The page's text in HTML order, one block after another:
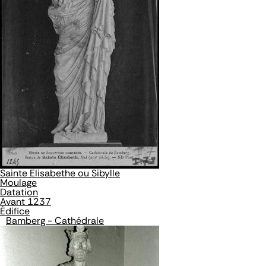
Sainte Elisabethe ou Sibylle
Moulage
Datation
Avant 1237
Édifice
Bamberg - Cathédrale